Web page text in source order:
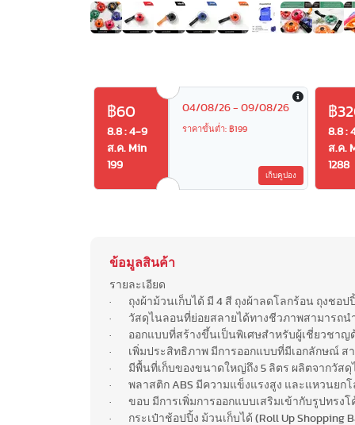
฿60
8.8 : 4-9
ส.ค. Min
199
04/08/26 - 09/08/26
ราคาขั้นต่ำ: ฿199
เก็บคูปอง
฿
8.8 :
ส.ค.
1288
ข้อมูลสินค้า
รายละเอียด
· ถุงผ้าม้วนเก็บได้ มี 4 สี ถุงผ้าลดโลกร้อน ถุงชอป
· วัสดุไนลอนที่ย่อยสลายได้ทางชีวภาพสามารถนำ
· ออกแบบที่สร้างขึ้นเป็นพิเศษสำหรับผู้เชี่ยวชาญ
· เพิ่มประสิทธิภาพ มีการออกแบบที่มีเอกลักษณ์ สา
· มีพื้นที่เก็บของขนาดใหญ่ถึง 5 ลิตร ผลิตจากวัส
· พลาสติก ABS มีความแข็งแรงสูง และแหวนยก
· ขอบ มีการเพิ่มการออกแบบเสริมเข้ากับรูปทรงโ
· กระเป๋าช้อปปิ้ง ม้วนเก็บได้ (Roll Up Shopping